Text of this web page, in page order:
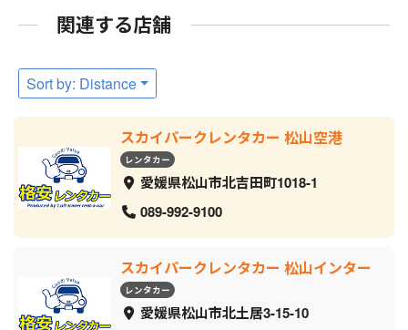
関連する店舗
Sort by: Distance
スカイパークレンタカー 松山空港
レンタカー
愛媛県松山市北吉田町1018-1
089-992-9100
スカイパークレンタカー 松山インター
レンタカー
愛媛県松山市北土居3-15-10